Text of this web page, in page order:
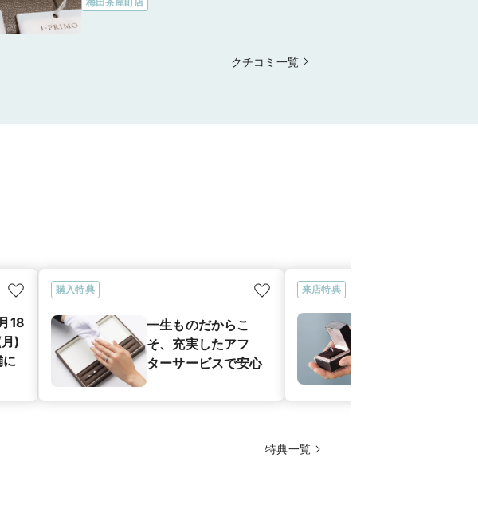
も心地よかったです。担当してくだ
すかったです。 アフターサービス
クチコミ一覧
18
)
購入特典
一生ものだからこ
そ、充実したアフ
ターサービスで安心
来店特典
特典一覧